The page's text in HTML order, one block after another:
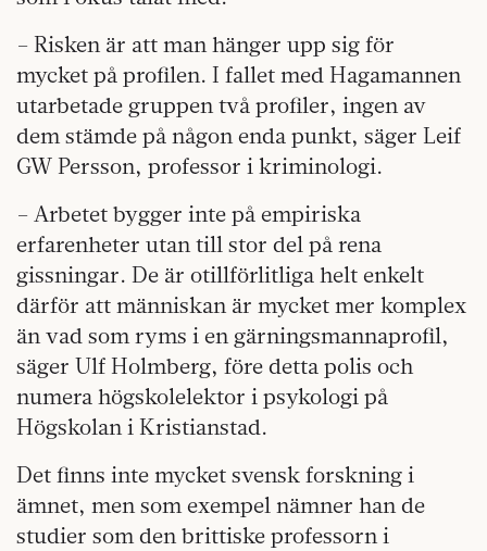
– Risken är att man hänger upp sig för
mycket på profilen. I fallet med Hagamannen
utarbetade gruppen två profiler, ingen av
dem stämde på någon enda punkt, säger Leif
GW Persson, professor i kriminologi.
– Arbetet bygger inte på empiriska
erfarenheter utan till stor del på rena
gissningar. De är otillförlitliga helt enkelt
därför att människan är mycket mer komplex
än vad som ryms i en gärningsmannaprofil,
säger Ulf Holmberg, före detta polis och
numera högskolelektor i psykologi på
Högskolan i Kristianstad.
Det finns inte mycket svensk forskning i
ämnet, men som exempel nämner han de
studier som den brittiske professorn i